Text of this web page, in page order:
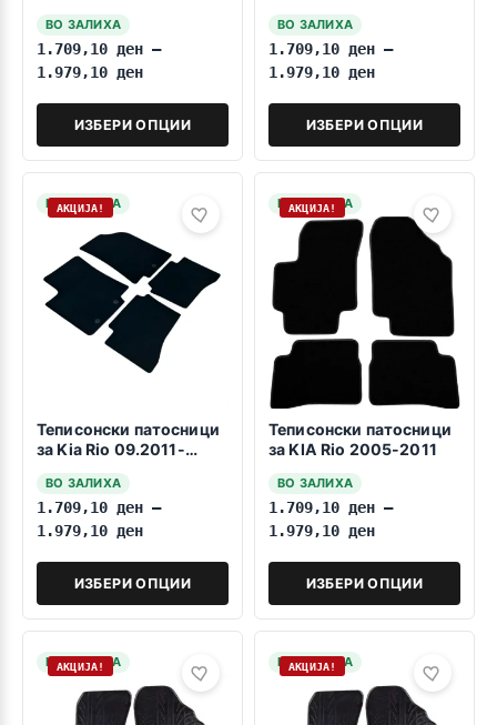
ВО ЗАЛИХА
1.709,10 ден –
1.979,10 ден
ИЗБЕРИ ОПЦИИ
ВО ЗАЛИХА
1.709,10 ден –
1.979,10 ден
ИЗБЕРИ ОПЦИИ
НА ЗАЛИХА
АКЦИЈА!
Теписонски патосници
за Kia Rio 09.2011-
ВО ЗАЛИХА
1.709,10 ден –
1.979,10 ден
ИЗБЕРИ ОПЦИИ
НА ЗАЛИХА
АКЦИЈА!
Теписонски патосници
за KIA Rio 2005-2011
ВО ЗАЛИХА
1.709,10 ден –
1.979,10 ден
ИЗБЕРИ ОПЦИИ
НА ЗАЛИХА
АКЦИЈА! НА ЗАЛИХА
АКЦИЈА!